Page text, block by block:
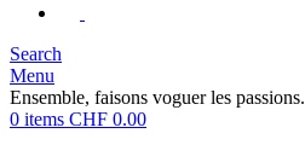
Search
Menu
Ensemble, faisons voguer les passions.
0 items CHF 0.00